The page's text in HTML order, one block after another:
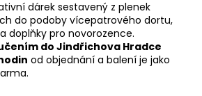
dárek sestavený z plenek
do podoby vícepatrového dortu,
doplňky pro novorozence.
do Jindřichova Hradce
od objednání a balení je jako